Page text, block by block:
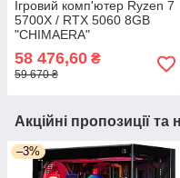
Ігровий комп'ютер Ryzen 7
5700X / RTX 5060 8GB
"CHIMAERA"
58 476,60 ₴
59 670 ₴
Акційні пропозиції та
–3%